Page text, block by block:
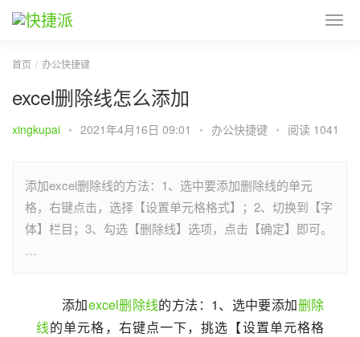
首页 办公快捷键
excel删除线怎么添加
xingkupai • 2021年4月16日 09:01 • 办公快捷键 • 阅读 1041
添加excel删除线的方法：1、选中要添加删除线的单元
格，右键点击，选择【设置单元格格式】；2、切换到【字
体】栏目；3、勾选【删除线】选项，点击【确定】即可。
…
添加excel删除线的方法：1、选中要添加删除
线的单元格，右键点一下，挑选【设置单元格格